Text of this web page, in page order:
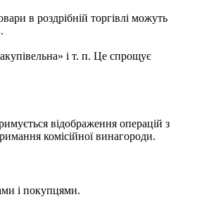
в роздрібній торгівлі можуть
і т. п. Це спрощує
відображення операцій з
комісійної винагороди.
і покупцями.